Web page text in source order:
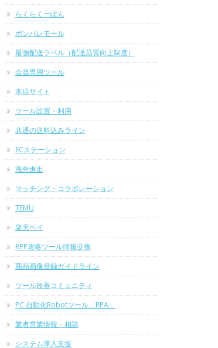
らくらくーぽん
ポンパレモール
最強配送ラベル（配送品質向上制度）
会員専用ツール
本店サイト
ツール設置・利用
共通の送料込みライン
ECステーション
海外進出
マッチング・コラボレーション
TEMU
楽天ペイ
RPP攻略ツール情報交換
商品画像登録ガイドライン
ツール改善コミュニティ
PC 自動化Robotツール「RPA」
業者営業情報・相談
システム導入支援